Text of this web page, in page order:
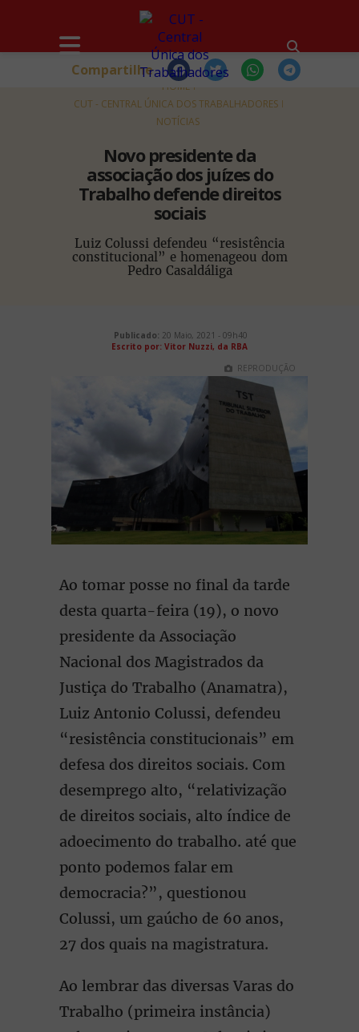
HOME
CUT - CENTRAL ÚNICA DOS TRABALHADORES
NOTÍCIAS
Novo presidente da
associação dos juízes do
Trabalho defende direitos
sociais
Luiz Colussi defendeu “resistência
constitucional” e homenageou dom
Pedro Casaldáliga
Compartilhe
Publicado: 20 Maio, 2021 - 09h40
Escrito por: Vitor Nuzzi, da RBA
REPRODUÇÃO
Ao tomar posse no final da tarde
desta quarta-feira (19), o novo
presidente da Associação
Nacional dos Magistrados da
Justiça do Trabalho (Anamatra),
Luiz Antonio Colussi, defendeu
“resistência constitucionais” em
defesa dos direitos sociais. Com
desemprego alto, “relativização
de direitos sociais, alto índice de
adoecimento do trabalho. até que
ponto podemos falar em
democracia?”, questionou
Colussi, um gaúcho de 60 anos,
27 dos quais na magistratura.
Ao lembrar das diversas Varas do
Trabalho (primeira instância)